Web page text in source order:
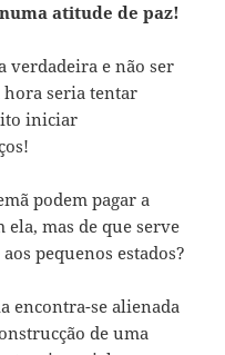
atitude de paz!
verdadeira e não ser
hora seria tentar
iniciar
podem pagar a
mas de que serve
pequenos estados?
encontra-se alienada
de uma